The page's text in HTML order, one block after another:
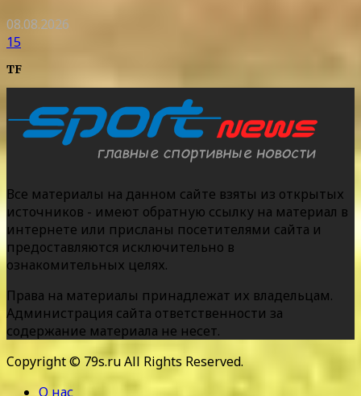
08.08.2026
15
TF
Все материалы на данном сайте взяты из открытых
источников - имеют обратную ссылку на материал в
интернете или присланы посетителями сайта и
предоставляются исключительно в
ознакомительных целях.
Права на материалы принадлежат их владельцам.
Администрация сайта ответственности за
содержание материала не несет.
Copyright © 79s.ru All Rights Reserved.
О нас